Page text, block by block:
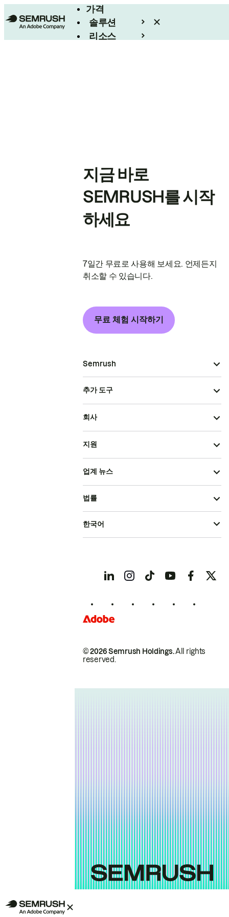
가격
솔루션
리소스
지금 바로
SEMRUSH를 시작
하세요
7일간 무료로 사용해 보세요. 언제든지
취소할 수 있습니다.
무료 체험 시작하기
Semrush
추가 도구
회사
지원
업계 뉴스
© 2026 Semrush Holdings.All rights
reserved.
법률
한국어